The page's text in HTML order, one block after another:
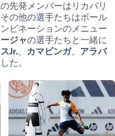
先発メンバーはリカバリ
の他の選手たちはボール
ビネーションのメニュー
ジャの選手たちと一緒に
Jr.、 カマビンガ、 アラバ
た。